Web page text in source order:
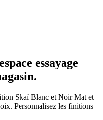
essayage
Skaï Blanc et Noir Mat et
Personnalisez les finitions